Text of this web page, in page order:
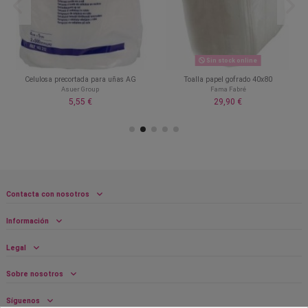
Celulosa precortada para uñas AG
Asuer Group
5,55 €
Sin stock online
Toalla papel gofrado 40x80
Fama Fabré
29,90 €
Contacta con nosotros
Información
Legal
Sobre nosotros
Síguenos